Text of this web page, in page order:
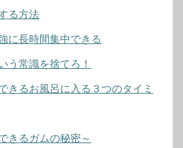
る方法
に長時間集中できる
う常識を捨てろ！
きるお風呂に入る３つのタイミ
きるガムの秘密～